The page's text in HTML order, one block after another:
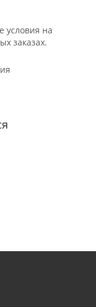
условия на
заказах.